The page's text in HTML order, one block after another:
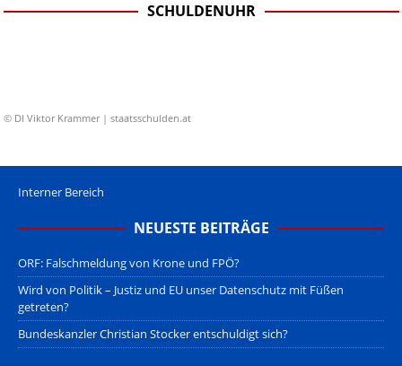
SCHULDENUHR
© DI Viktor Krammer | staatsschulden.at
Interner Bereich
NEUESTE BEITRÄGE
ORF: Falschmeldung von Krone und FPÖ?
Wird von Politik – Justiz und EU unser Datenschutz mit Füßen
getreten?
Bundeskanzler Christian Stocker entschuldigt sich?